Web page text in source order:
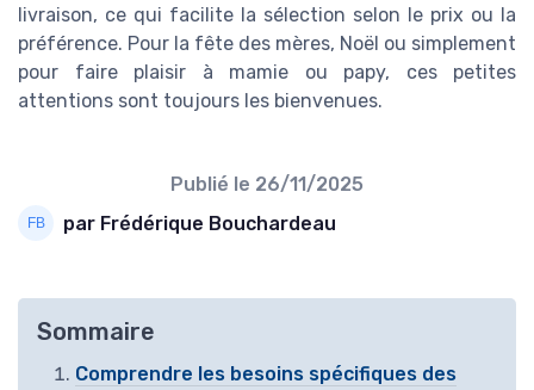
livraison, ce qui facilite la sélection selon le prix ou la
préférence. Pour la fête des mères, Noël ou simplement
pour faire plaisir à mamie ou papy, ces petites
attentions sont toujours les bienvenues.
Publié le 26/11/2025
par Frédérique Bouchardeau
Sommaire
Comprendre les besoins spécifiques des